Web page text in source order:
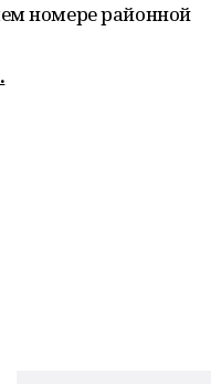
номере районной